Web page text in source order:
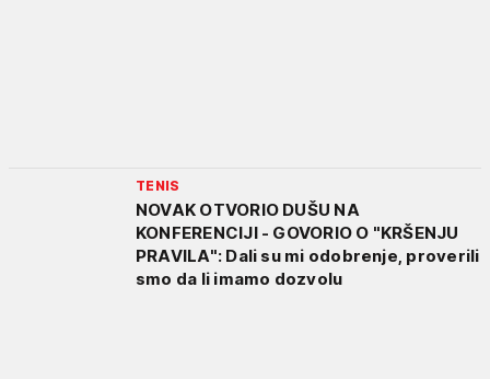
TENIS
NOVAK OTVORIO DUŠU NA
KONFERENCIJI - GOVORIO O "KRŠENJU
PRAVILA": Dali su mi odobrenje, proverili
smo da li imamo dozvolu